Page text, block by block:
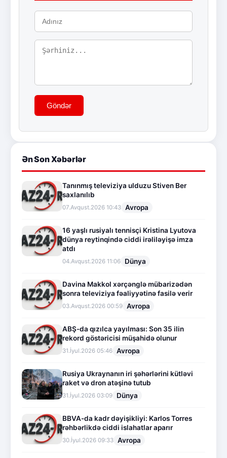
Göndər
Ən Son Xəbərlər
Tanınmış televiziya ulduzu Stiven Ber
saxlanılıb
07.Avqust.2026 10:43 Avropa
16 yaşlı rusiyalı tennisçi Kristina Lyutova
dünya reytinqində ciddi irəliləyişə imza
atdı
04.Avqust.2026 11:06 Dünya
Davina Makkol xərçənglə mübarizədən
sonra televiziya fəaliyyətinə fasilə verir
03.Avqust.2026 00:59 Avropa
ABŞ-da qızılca yayılması: Son 35 ilin
rekord göstəricisi müşahidə olunur
31.İyul.2026 05:46 Avropa
Rusiya Ukraynanın iri şəhərlərini kütləvi
raket və dron atəşinə tutub
31.İyul.2026 03:09 Dünya
BBVA-da kadr dəyişikliyi: Karlos Torres
rəhbərlikdə ciddi islahatlar aparır
30.İyul.2026 09:33 Avropa